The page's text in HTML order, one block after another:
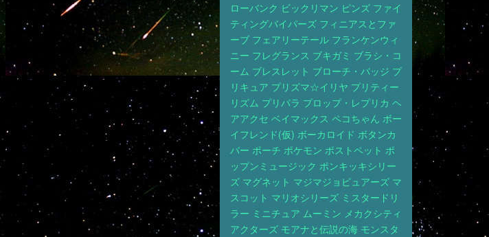
ローバンク ビックリマン ピンズ ファイ
ティングバイパーズ フィニアスとファ
ーブ フェアリーテール フランケンウィ
ニー フレグランス ブキガミ ブラシ・コ
ーム ブレスレット ブローチ・バッジ プ
リキュア プリズマ☆イリヤ プリティー
リズム プリパラ プロップ・レプリカ ヘ
アアクセ ベイマックス ペコちゃん ボー
イフレンド(仮) ボーカロイド ボタンカ
バー ポーチ ポケモン ポストペット ポ
ップンミュージック ポンキッキシリー
ズ マグネット マジマジョピュアーズ マ
スコット マリオシリーズ ミスタードリ
ラー ミニチュア ムーミン メカクシティ
アクターズ モアナと伝説の海 モンスタ